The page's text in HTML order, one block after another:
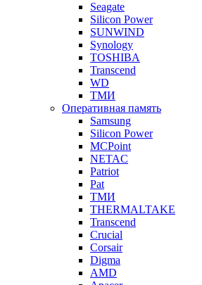
Seagate
Silicon Power
SUNWIND
Synology
TOSHIBA
Transcend
WD
ТМИ
Оперативная память
Samsung
Silicon Power
MCPoint
NETAC
Patriot
Pat
ТМИ
THERMALTAKE
Transcend
Crucial
Corsair
Digma
AMD